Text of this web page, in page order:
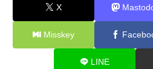
気だすのよ～」
【にじさんじ】ソフィ、バッタ
えフォームや』『打球の伸びが
X
Misskey
LINE